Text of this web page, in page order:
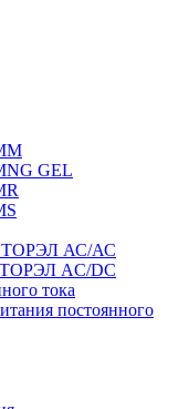
GEL
ТОРЭЛ АС/АС
ТОРЭЛ AC/DC
тока
постоянного